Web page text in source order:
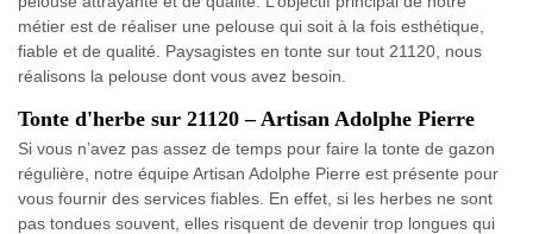
métier est de réaliser une pelouse qui soit à la fois esthétique,
fiable et de qualité. Paysagistes en tonte sur tout 21120, nous
réalisons la pelouse dont vous avez besoin.
Tonte d'herbe sur 21120 – Artisan Adolphe Pierre
Si vous n’avez pas assez de temps pour faire la tonte de gazon
régulière, notre équipe Artisan Adolphe Pierre est présente pour
vous fournir des services fiables. En effet, si les herbes ne sont
pas tondues souvent, elles risquent de devenir trop longues qui